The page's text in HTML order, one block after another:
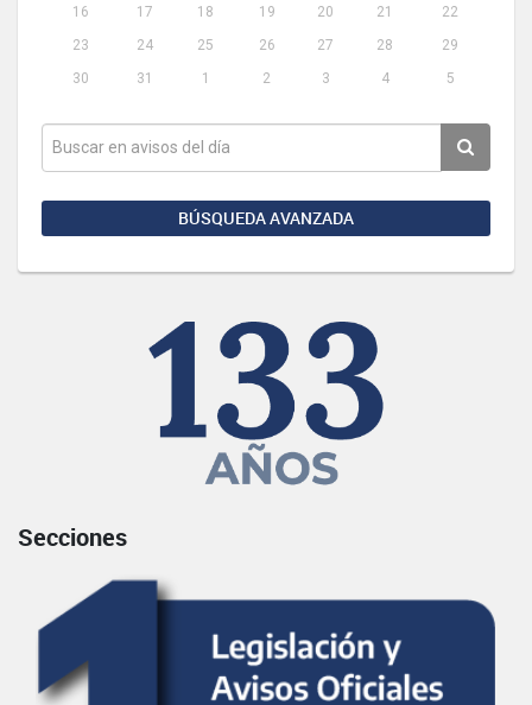
16
17 18 19 20 21
22
23
24 25 26 27 28
29
30
31 1 2 3 4 5
BÚSQUEDA AVANZADA
Secciones